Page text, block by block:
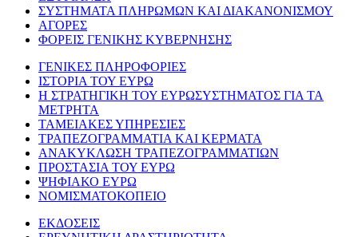
ΣΥΣΤΗΜΑΤΑ ΠΛΗΡΩΜΩΝ ΚΑΙ ΔΙΑΚΑΝΟΝΙΣΜΟΥ
ΑΓΟΡΕΣ
ΦΟΡΕΙΣ ΓΕΝΙΚΗΣ ΚΥΒΕΡΝΗΣΗΣ
ΓΕΝΙΚΕΣ ΠΛΗΡΟΦΟΡΙΕΣ
ΙΣΤΟΡΙΑ ΤΟΥ ΕΥΡΩ
Η ΣΤΡΑΤΗΓΙΚΗ ΤΟΥ ΕΥΡΩΣΥΣΤΗΜΑΤΟΣ ΓΙΑ ΤΑ
ΜΕΤΡΗΤΑ
ΤΑΜΕΙΑΚΕΣ ΥΠΗΡΕΣΙΕΣ
ΤΡΑΠΕΖΟΓΡΑΜΜΑΤΙΑ ΚΑΙ ΚΕΡΜΑΤΑ
ΑΝΑΚΥΚΛΩΣΗ ΤΡΑΠΕΖΟΓΡΑΜΜΑΤΙΩΝ
ΠΡΟΣΤΑΣΙΑ ΤΟΥ ΕΥΡΩ
ΨΗΦΙΑΚΟ ΕΥΡΩ
ΝΟΜΙΣΜΑΤΟΚΟΠΕΙΟ
ΕΚΔΟΣΕΙΣ